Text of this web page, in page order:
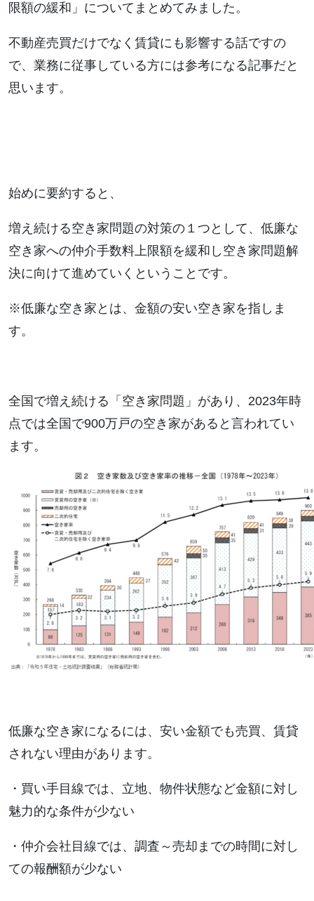
限額の緩和」についてまとめてみました。
不動産売買だけでなく賃貸にも影響する話ですの
で、業務に従事している方には参考になる記事だと
思います。
始めに要約すると、
増え続ける空き家問題の対策の１つとして、低廉な
空き家への仲介手数料上限額を緩和し空き家問題解
決に向けて進めていくということです。
※低廉な空き家とは、金額の安い空き家を指しま
す。
全国で増え続ける「空き家問題」があり、2023年時
点では全国で900万戸の空き家があると言われてい
ます。
低廉な空き家になるには、安い金額でも売買、賃貸
されない理由があります。
・買い手目線では、立地、物件状態など金額に対し
魅力的な条件が少ない
・仲介会社目線では、調査～売却までの時間に対し
ての報酬額が少ない